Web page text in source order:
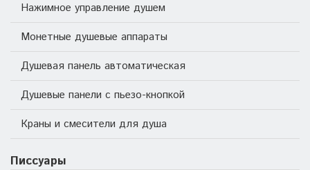
Нажимное управление душем
Монетные душевые аппараты
Душевая панель автоматическая
Душевые панели с пьезо-кнопкой
Краны и смесители для душа
Писсуары